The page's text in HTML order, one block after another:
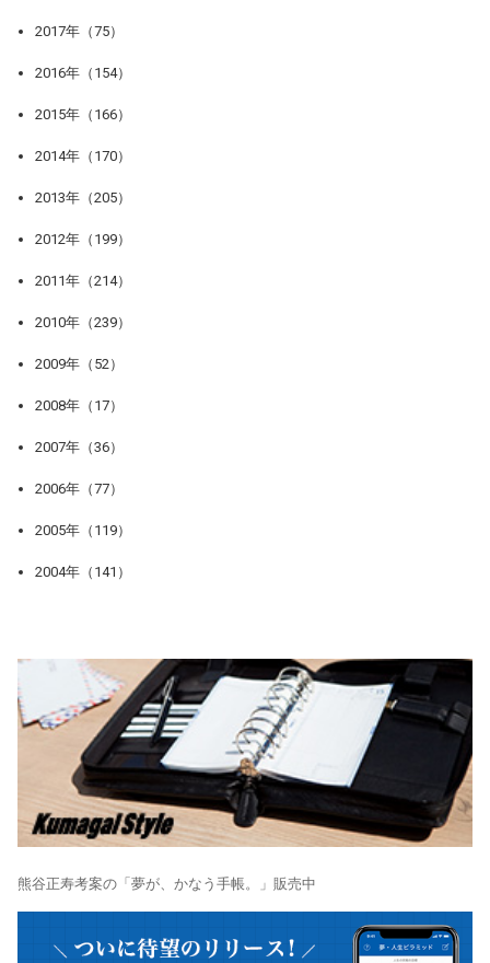
2017年（75）
2016年（154）
2015年（166）
2014年（170）
2013年（205）
2012年（199）
2011年（214）
2010年（239）
2009年（52）
2008年（17）
2007年（36）
2006年（77）
2005年（119）
2004年（141）
熊谷正寿考案の「夢が、かなう手帳。」販売中